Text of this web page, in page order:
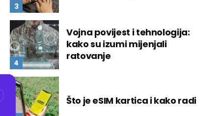
Vojna povijest i tehnologija:
kako su izumi mijenjali
ratovanje
Što je eSIM kartica i kako radi